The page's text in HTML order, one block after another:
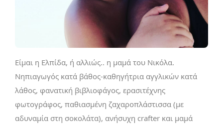
Είμαι η Ελπίδα, ή αλλιώς.. η μαμά του Νικόλα.
Νηπιαγωγός κατά βάθος-καθηγήτρια αγγλικών κατά
λάθος, φανατική βιβλιοφάγος, ερασιτέχνης
φωτογράφος, παθιασμένη ζαχαροπλάστισσα (με
αδυναμία στη σοκολάτα), ανήσυχη crafter και μαμά